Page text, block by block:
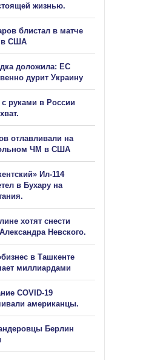
жизнью.
блистал в матче
США
доложила: ЕС
дурит Украину
руками в России
отлавливали на
ЧМ в США
Ил-114
в Бухару на
хотят снести
Невского.
в Ташкенте
миллиардами
COVID-19
американцы.
Берлин